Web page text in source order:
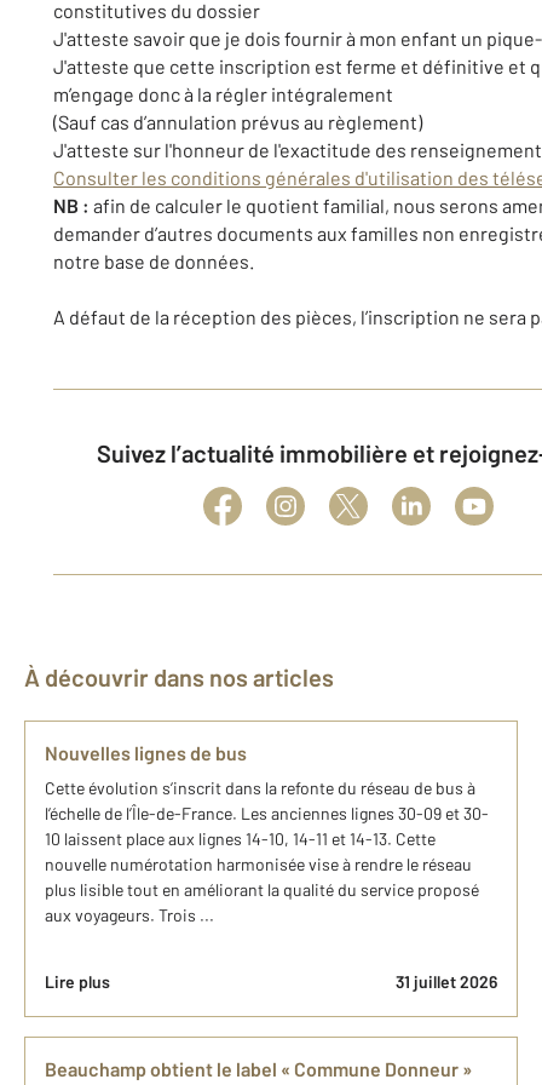
constitutives du dossier
J'atteste savoir que je dois fournir à mon enfant un
J'atteste que cette inscription est ferme et définitive et
m’engage donc à la régler intégralement
(Sauf cas d’annulation prévus au règlement)
J'atteste sur l'honneur de l'exactitude des
Consulter les conditions générales d'utilisation des
NB : afin de calculer le quotient familial, nous serons
demander d’autres documents aux familles non
notre base de données.
A défaut de la réception des pièces, l’inscription ne sera
Suivez l’actualité immobilière et
À découvrir dans nos articles
Nouvelles lignes de bus
Cette évolution s’inscrit dans la refonte du réseau de bus à
l’échelle de l’Île-de-France. Les anciennes lignes 30-09 et 30-
10 laissent place aux lignes 14-10, 14-11 et 14-13. Cette
nouvelle numérotation harmonisée vise à rendre le réseau
plus lisible tout en améliorant la qualité du service proposé
aux voyageurs. Trois ...
Lire plus 31 juillet 2026
Beauchamp obtient le label « Commune Donneur »